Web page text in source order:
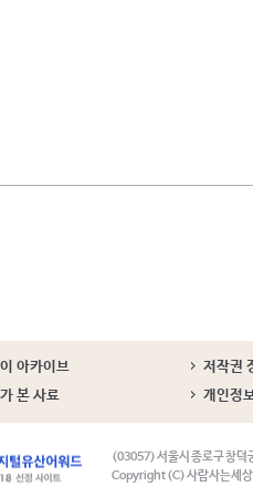
아카이브
저작권
본 사료 개인정
(03057) 서울시 종로구 창덕
Copyright (C) 사람사는세